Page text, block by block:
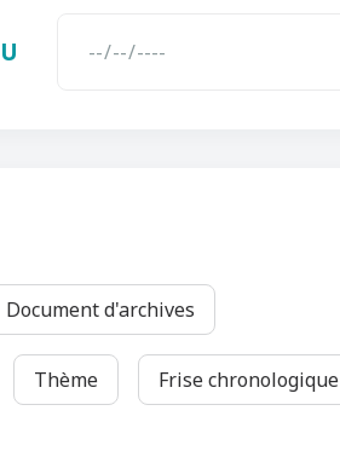
Document d'archives
Thème Frise chronologique